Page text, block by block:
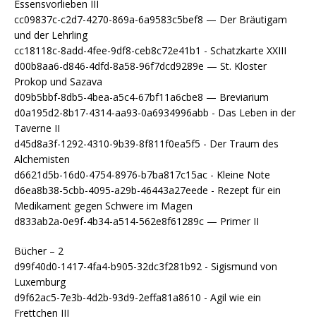
Essensvorlieben III
cc09837c-c2d7-4270-869a-6a9583c5bef8 — Der Bräutigam
und der Lehrling
cc18118c-8add-4fee-9df8-ceb8c72e41b1 - Schatzkarte XXIII
d00b8aa6-d846-4dfd-8a58-96f7dcd9289e — St. Kloster
Prokop und Sazava
d09b5bbf-8db5-4bea-a5c4-67bf11a6cbe8 — Breviarium
d0a195d2-8b17-4314-aa93-0a6934996abb - Das Leben in der
Taverne II
d45d8a3f-1292-4310-9b39-8f811f0ea5f5 - Der Traum des
Alchemisten
d6621d5b-16d0-4754-8976-b7ba817c15ac - Kleine Note
d6ea8b38-5cbb-4095-a29b-46443a27eede - Rezept für ein
Medikament gegen Schwere im Magen
d833ab2a-0e9f-4b34-a514-562e8f61289c — Primer II
Bücher – 2
d99f40d0-1417-4fa4-b905-32dc3f281b92 - Sigismund von
Luxemburg
d9f62ac5-7e3b-4d2b-93d9-2effa81a8610 - Agil wie ein
Frettchen III